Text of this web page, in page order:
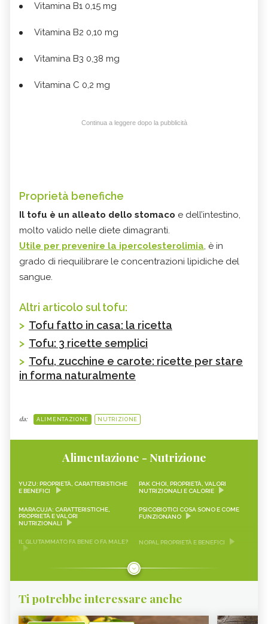
Vitamina B1 0,15 mg
Vitamina B2 0,10 mg
Vitamina B3 0,38 mg
Vitamina C 0,2 mg
Continua a leggere dopo la pubblicità
Proprietà benefiche
Il tofu è un alleato dello stomaco e dell’intestino,
molto valido nelle diete dimagranti.
Utile per prevenire la ipercolesterolimia, è in
grado di riequilibrare le concentrazioni lipidiche del
sangue.
Altri articolo sul tofu:
> Tofu fatto in casa: la ricetta
> Tofu: 3 ricette semplici
> Tofu, zucchine e carote: ricette per stare
in forma naturalmente
da: ALIMENTAZIONE NUTRIZIONE
Alimentazione - Nutrizione
YUZU: PROPRIETÀ, CARATTERISTICHE
E BENEFICI
PAK CHOI, PROPRIETÀ, VALORI
NUTRIZIONALI E CALORIE
MARACUJA: CARATTERISTICHE,
PROPRIETÀ E VALORI
NUTRIZIONALI
PSICOBIOTICI COSA SONO E COME
FUNZIONANO
IL GLUTAMMATO FA BENE O FA MALE? NOPAL PROPRIETÀ E BENEFICI
FRAGOLINE DI BOSCO
RICETTE
CRAUTI, PROPRIETÀ, VALORI
NUTRIZIONALI E RICETTE
LEMON SNACK, LIMEQUAT SCAROLA
RAPA ROSSA SEITAN PROPRIETÀ E BENEFICI
Ti potrebbe interessare anche